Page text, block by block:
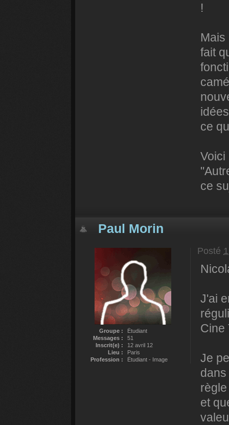
!
Mais
fait
ce
Voici
ce
Paul Morin
Groupe :
Étudiant
Messages :
51
Inscrit(e) :
12 avril 12
Lieu :
Paris
Profession :
Étudiant - Image
Posté
J'ai
Cine
Je
et